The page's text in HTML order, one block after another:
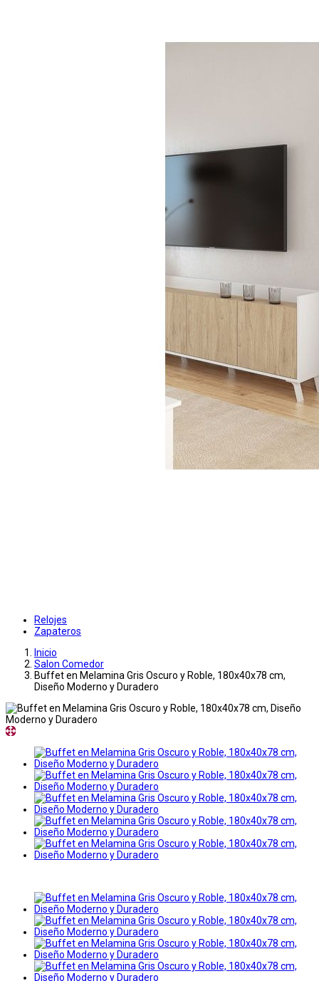
Relojes
Zapateros
Inicio
Salon Comedor
Buffet en Melamina Gris Oscuro y Roble, 180x40x78 cm,
Diseño Moderno y Duradero